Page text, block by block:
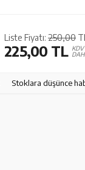
Liste Fiyatı: 250,00
225,00 TL KDV
Stoklara düşünce